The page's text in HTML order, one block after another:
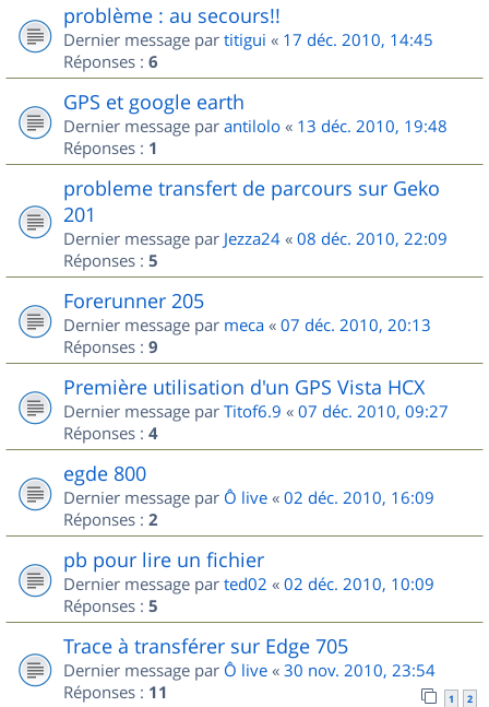
problème : au secours!!
Dernier message par titigui « 17 déc. 2010, 14:45
Réponses : 6
GPS et google earth
Dernier message par antilolo « 13 déc. 2010, 19:48
Réponses : 1
probleme transfert de parcours sur Geko
201
Dernier message par Jezza24 « 08 déc. 2010, 22:09
Réponses : 5
Forerunner 205
Dernier message par meca « 07 déc. 2010, 20:13
Réponses : 9
Première utilisation d'un GPS Vista HCX
Dernier message par Titof6.9 « 07 déc. 2010, 09:27
Réponses : 4
egde 800
Dernier message par Ô live « 02 déc. 2010, 16:09
Réponses : 2
pb pour lire un fichier
Dernier message par ted02 « 02 déc. 2010, 10:09
Réponses : 5
Trace à transférer sur Edge 705
Dernier message par Ô live « 30 nov. 2010, 23:54
Réponses : 11 1 2